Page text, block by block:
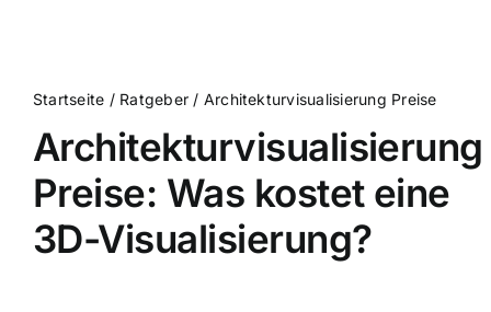
Startseite / Ratgeber / Architekturvisualisierung Preise
Architekturvisualisierung
Preise: Was kostet eine
3D-Visualisierung?